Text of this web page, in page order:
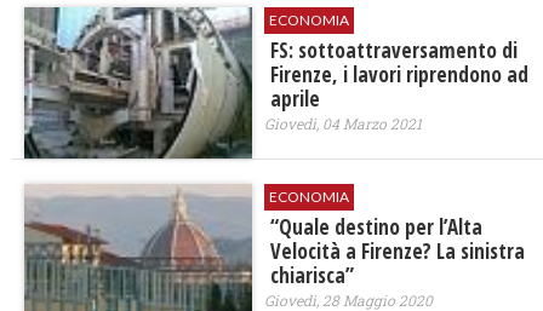
ECONOMIA
FS: sottoattraversamento di
Firenze, i lavori riprendono ad
aprile
Giovedì, 04 Marzo 2021
ECONOMIA
“Quale destino per l’Alta
Velocità a Firenze? La sinistra
chiarisca”
Giovedì, 28 Maggio 2020